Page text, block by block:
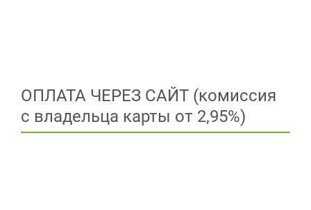
ОПЛАТА ЧЕРЕЗ САЙТ (комиссия
с владельца карты от 2,95%)